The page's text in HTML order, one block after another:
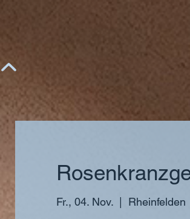
Fr., 04. Nov. Rheinfelden